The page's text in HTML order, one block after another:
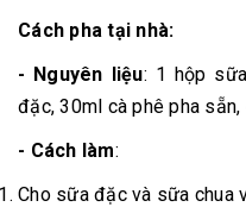
Cách pha tại nhà:
- Nguyên liệu: 1 hộp
đặc, 30ml cà phê pha sẵn,
- Cách làm:
Cho sữa đặc và sữa chua